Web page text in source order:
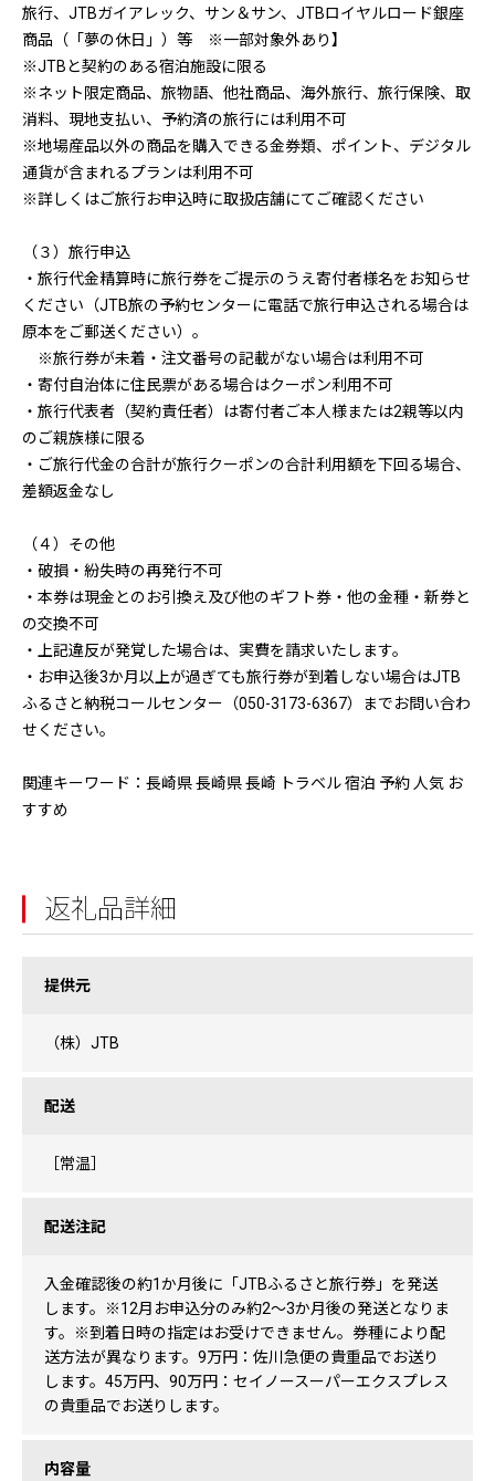
旅行、JTBガイアレック、サン＆サン、JTBロイヤルロード銀座
商品（「夢の休日」）等 ※一部対象外あり】
※JTBと契約のある宿泊施設に限る
※ネット限定商品、旅物語、他社商品、海外旅行、旅行保険、取
消料、現地支払い、予約済の旅行には利用不可
※地場産品以外の商品を購入できる金券類、ポイント、デジタル
通貨が含まれるプランは利用不可
※詳しくはご旅行お申込時に取扱店舗にてご確認ください
（３）旅行申込
・旅行代金精算時に旅行券をご提示のうえ寄付者様名をお知らせ
ください（JTB旅の予約センターに電話で旅行申込される場合は
原本をご郵送ください）。
※旅行券が未着・注文番号の記載がない場合は利用不可
・寄付自治体に住民票がある場合はクーポン利用不可
・旅行代表者（契約責任者）は寄付者ご本人様または2親等以内
のご親族様に限る
・ご旅行代金の合計が旅行クーポンの合計利用額を下回る場合、
差額返金なし
（４）その他
・破損・紛失時の再発行不可
・本券は現金とのお引換え及び他のギフト券・他の金種・新券と
の交換不可
・上記違反が発覚した場合は、実費を請求いたします。
・お申込後3か月以上が過ぎても旅行券が到着しない場合はJTB
ふるさと納税コールセンター（050-3173-6367）までお問い合わ
せください。
関連キーワード：長崎県 長崎県 長崎 トラベル 宿泊 予約 人気 お
すすめ
返礼品詳細
提供元
（株）JTB
配送
［常温］
配送注記
入金確認後の約1か月後に「JTBふるさと旅行券」を発送
します。※12月お申込分のみ約2～3か月後の発送となりま
す。※到着日時の指定はお受けできません。券種により配
送方法が異なります。9万円：佐川急便の貴重品でお送り
します。45万円、90万円：セイノースーパーエクスプレス
の貴重品でお送りします。
内容量